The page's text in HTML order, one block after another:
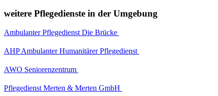
weitere Pflegedienste in der Umgebung
Ambulanter Pflegedienst Die Brücke
AHP Ambulanter Humanitärer Pflegedienst
AWO Seniorenzentrum
Pflegedienst Merten & Merten GmbH